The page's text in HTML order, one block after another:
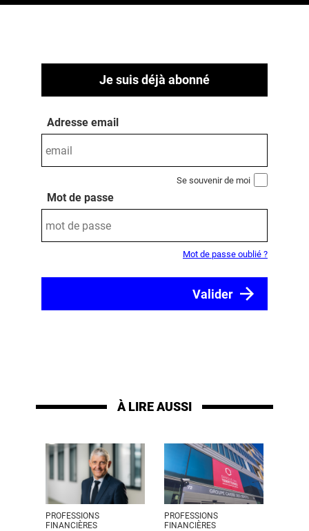
Je suis déjà abonné
Adresse email
Se souvenir de moi
Mot de passe
Mot de passe oublié ?
À LIRE AUSSI
PROFESSIONS
FINANCIÈRES
PROFESSIONS
FINANCIÈRES